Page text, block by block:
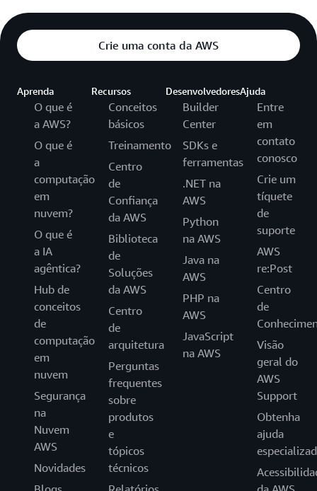
Crie uma conta da AWS
Aprenda
O que é
a AWS?
O que é
a
computação
em
nuvem?
O que é
a IA
agêntica?
Hub de
conceitos
de
computação
em
nuvem
Segurança
na
Nuvem
AWS
Novidades
Recursos
Conceitos
básicos
Treinamento
Centro
de
Confiança
da AWS
Biblioteca
de
Soluções
da AWS
Centro
de
arquitetura
Perguntas
frequentes
sobre
produtos
e
tópicos
técnicos
Desenvolvedores
Builder
Center
SDKs e
ferramentas
.NET na
AWS
Python
na AWS
Java na
AWS
PHP na
AWS
JavaScript
na AWS
Ajuda
Entre
em
contato
conosco
Crie um
tíquete
de
suporte
AWS
re:Post
Centro
de
Visão
geral do
AWS
Support
Obtenha
ajuda